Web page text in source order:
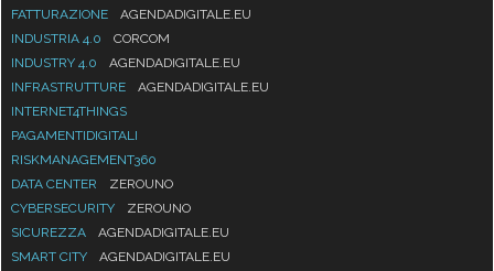
FATTURAZIONE
AGENDADIGITALE.EU
INDUSTRIA 4.0
CORCOM
INDUSTRY 4.0
AGENDADIGITALE.EU
INFRASTRUTTURE
AGENDADIGITALE.EU
INTERNET4THINGS
PAGAMENTIDIGITALI
RISKMANAGEMENT360
DATA CENTER
ZEROUNO
CYBERSECURITY
ZEROUNO
SICUREZZA
AGENDADIGITALE.EU
SMART CITY
AGENDADIGITALE.EU